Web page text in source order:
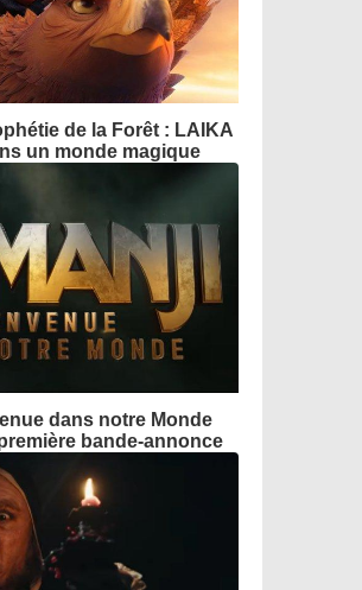
de la Forêt : LAIKA
un monde magique
dans notre Monde
bande-annonce